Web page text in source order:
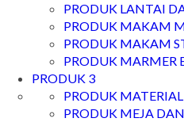
PRODUK LANTAI
PRODUK MAKAM
PRODUK MAKAM
PRODUK MARMER
PRODUK 3
PRODUK
PRODUK MEJA